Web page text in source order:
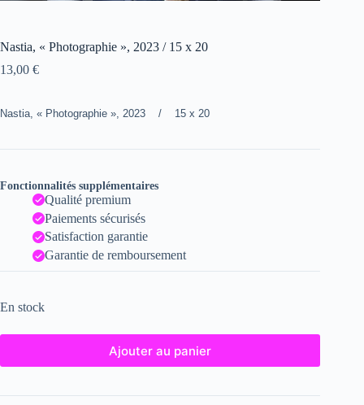
Nastia, « Photographie », 2023 / 15 x 20
13,00 €
Nastia, « Photographie », 2023 / 15 x 20
Fonctionnalités supplémentaires
Qualité premium
Paiements sécurisés
Satisfaction garantie
Garantie de remboursement
En stock
Ajouter au panier